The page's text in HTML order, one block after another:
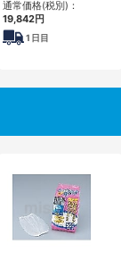
通常価格(税別)：
19,842円
1 日目